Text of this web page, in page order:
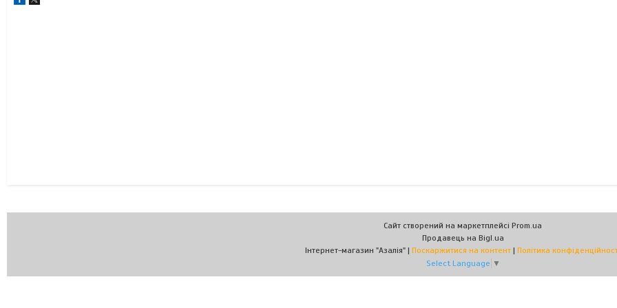
Сайт створений на маркетплейсі Prom.ua
Продавець на Bigl.ua
Інтернет-магазин "Азалія" | Поскаржитися на контент | Політика
Select Language ▼